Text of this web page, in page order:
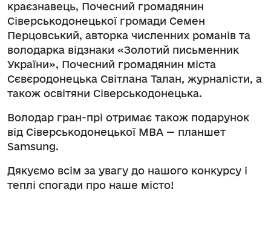
краєзнавець, Почесний громадянин
Сіверськодонецької громади Семен
Перцовський, авторка численних романів та
володарка відзнаки «Золотий письменник
України», Почесний громадянин міста
Сєвєродонецька Світлана Талан, журналісти, а
також освітяни Сіверськодонецька.
Володар гран-прі отримає також подарунок
від Сіверськодонецької МВА — планшет
Samsung.
Дякуємо всім за увагу до нашого конкурсу і
теплі спогади про наше місто!